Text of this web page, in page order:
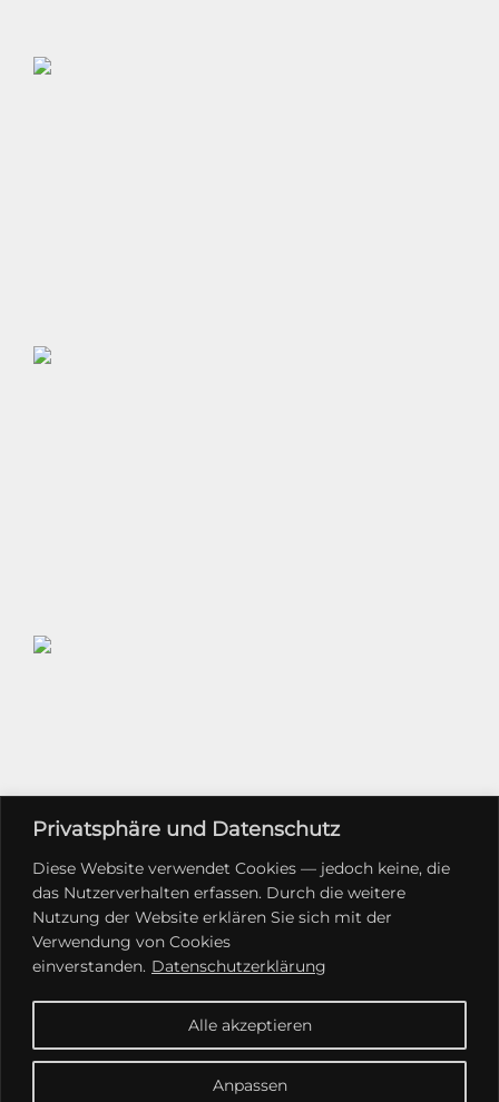
Privatsphäre und Datenschutz
Diese Website verwendet Cookies — jedoch keine, die
das Nutzerverhalten erfassen. Durch die weitere
Nutzung der Website erklären Sie sich mit der
Verwendung von Cookies
einverstanden. Datenschutzerklärung
Anpassen
Alle akzeptieren